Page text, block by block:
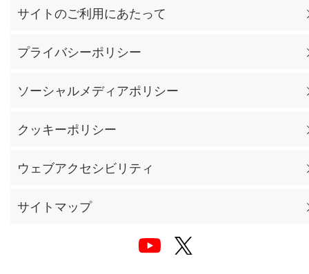
サイトのご利用にあたって
プライバシーポリシー
ソーシャルメディアポリシー
クッキーポリシー
ウェブアクセシビリティ
サイトマップ